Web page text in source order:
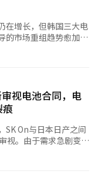
美电力
年稳定扩大以袋式LFP
产线，进一步巩固作为
税收抵免（ITC）收
业务方
扩大电池包和连接单
项目和数据中心电力
备效率较之前提高了
用率，以及扩大波兰工
效率。 在下一
产品应对BBU和机
通过第二阶段投资
西建设的BNSI冶炼厂
）等全球企业共
，艾克普罗集团是大
6.5万吨镍的供应权。
，能量密度和续航里
物。尤其是在全球电
例的背景下，稳定的镍
对贸易监管的能力直
过与符合美国和欧洲
在增长，但韩国三大电
的市场重组趋势愈加明
，全球电动车、插电
分点。LG能源解决方
分别下降10.4%和
制造商的电动车战略
业业绩造成直接压
池使用量减少。与此同
响力。CATL的使用量
大至40.7%。中国汽
是其增长的原因。尽
视电池合同，电
痕
SK On与日本日产之间
视。由于需求急剧变化
场结构性不稳定性暴